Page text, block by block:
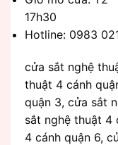
17h30
Hotline: 0983
cửa sắt nghệ
thuật 4 cánh
quận 3, cửa sắt
sắt nghệ thuật 4
4 cánh quận 6,